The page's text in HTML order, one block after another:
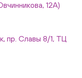
12А)
пр. Славы 8/1, ТЦ